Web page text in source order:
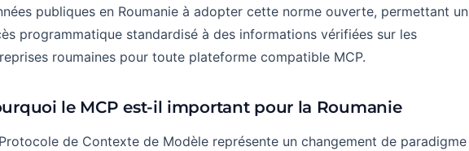
publiques en Roumanie à adopter cette norme ouverte, permettant un
programmatique standardisé à des informations vérifiées sur les
roumaines pour toute plateforme compatible MCP.
le MCP est-il important pour la Roumanie
de Contexte de Modèle représente un changement de paradigme